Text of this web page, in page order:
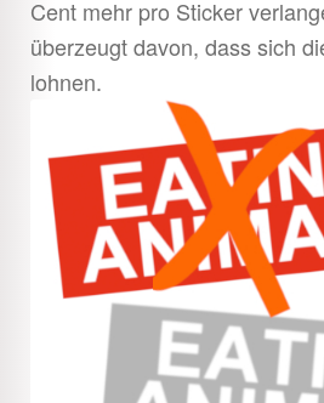
Cent mehr pro Sticker
überzeugt davon, dass sich
lohnen.